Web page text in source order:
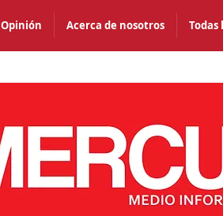
Opinión Acerca de nosotros Todas